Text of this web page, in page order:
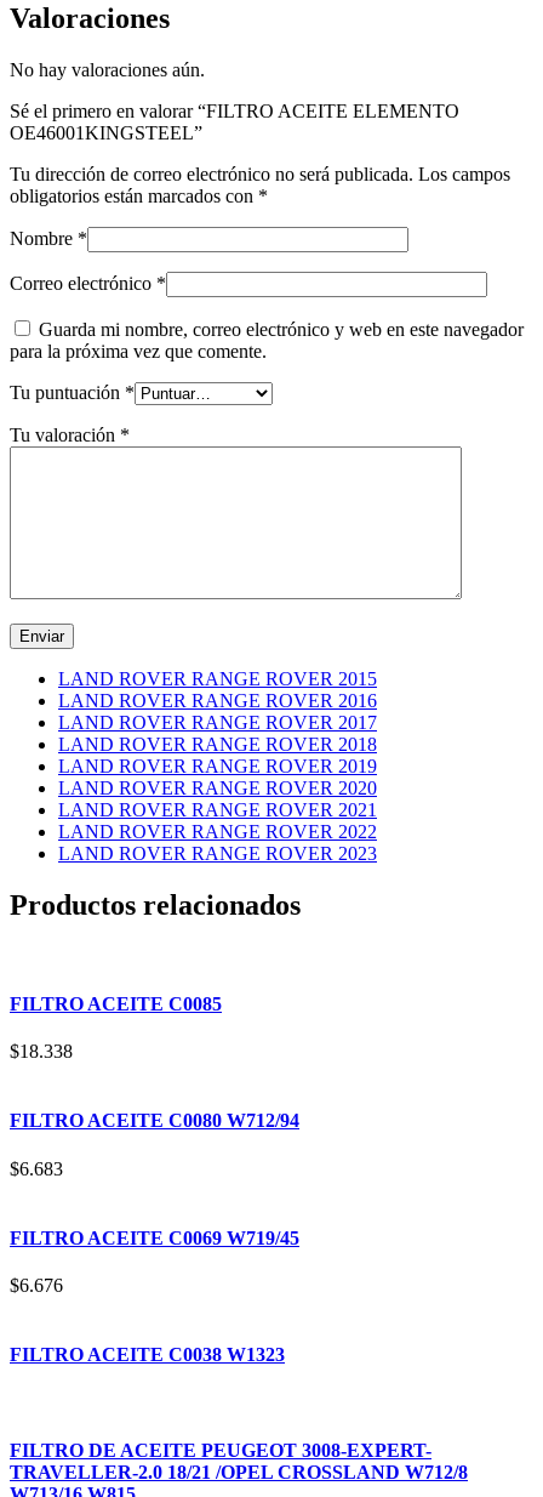
Valoraciones
No hay valoraciones aún.
Sé el primero en valorar “FILTRO ACEITE ELEMENTO
OE46001KINGSTEEL”
Tu dirección de correo electrónico no será publicada. Los campos
obligatorios están marcados con *
Nombre *
Correo electrónico *
Guarda mi nombre, correo electrónico y web en este navegador
para la próxima vez que comente.
Tu puntuación *
Tu valoración *
LAND ROVER RANGE ROVER 2015
LAND ROVER RANGE ROVER 2016
LAND ROVER RANGE ROVER 2017
LAND ROVER RANGE ROVER 2018
LAND ROVER RANGE ROVER 2019
LAND ROVER RANGE ROVER 2020
LAND ROVER RANGE ROVER 2021
LAND ROVER RANGE ROVER 2022
LAND ROVER RANGE ROVER 2023
Productos relacionados
FILTRO ACEITE C0085
$18.338
FILTRO ACEITE C0080 W712/94
$6.683
FILTRO ACEITE C0069 W719/45
$6.676
FILTRO ACEITE C0038 W1323
FILTRO DE ACEITE PEUGEOT 3008-EXPERT-
TRAVELLER-2.0 18/21 /OPEL CROSSLAND W712/8